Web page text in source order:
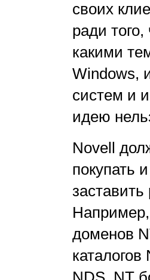
своих
ради
какими
Windows,
систем и
идею
Novell
покупать
доменов